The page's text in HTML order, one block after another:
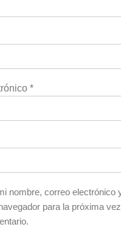
*
nombre, correo electrónico
para la próxima